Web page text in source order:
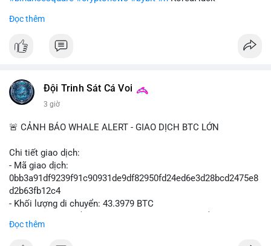
$btc $eth
#vlikevn #titanbot
Đọc thêm
Đội Trinh Sát Cá Voi
3 giờ
🚨 CẢNH BÁO WHALE ALERT - GIAO DỊCH BTC LỚN
Chi tiết giao dịch:
- Mã giao dịch:
0bb3a91df9239f91c90931de9df82950fd24ed6e3d28bcd2475e8
d2b63fb12c4
- Khối lượng di chuyển: 43.3979 BTC
USD)
- Thời gian: 04:18
Đọc thêm